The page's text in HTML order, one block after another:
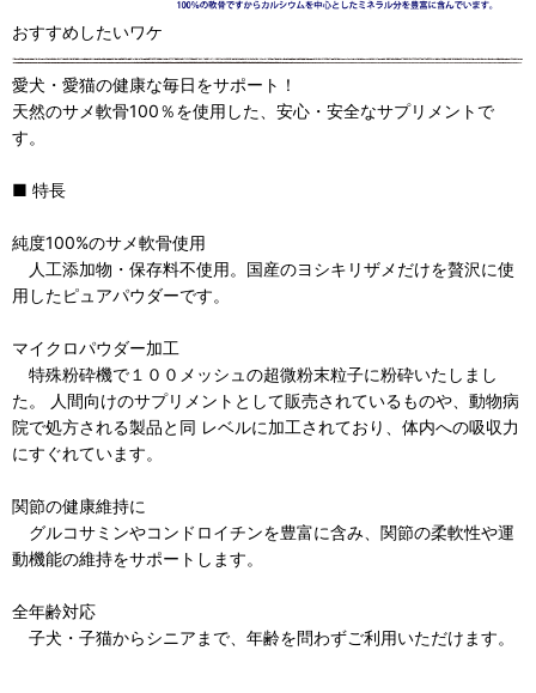
おすすめしたいワケ
愛犬・愛猫の健康な毎日をサポート！
天然のサメ軟骨100％を使用した、安心・安全なサプリメントで
す。
■ 特長
純度100%のサメ軟骨使用
人工添加物・保存料不使用。国産のヨシキリザメだけを贅沢に使
用したピュアパウダーです。
マイクロパウダー加工
特殊粉砕機で１００メッシュの超微粉末粒子に粉砕いたしまし
た。 人間向けのサプリメントとして販売されているものや、動物病
院で処方される製品と同 レベルに加工されており、体内への吸収力
にすぐれています。
関節の健康維持に
グルコサミンやコンドロイチンを豊富に含み、関節の柔軟性や運
動機能の維持をサポートします。
全年齢対応
子犬・子猫からシニアまで、年齢を問わずご利用いただけます。